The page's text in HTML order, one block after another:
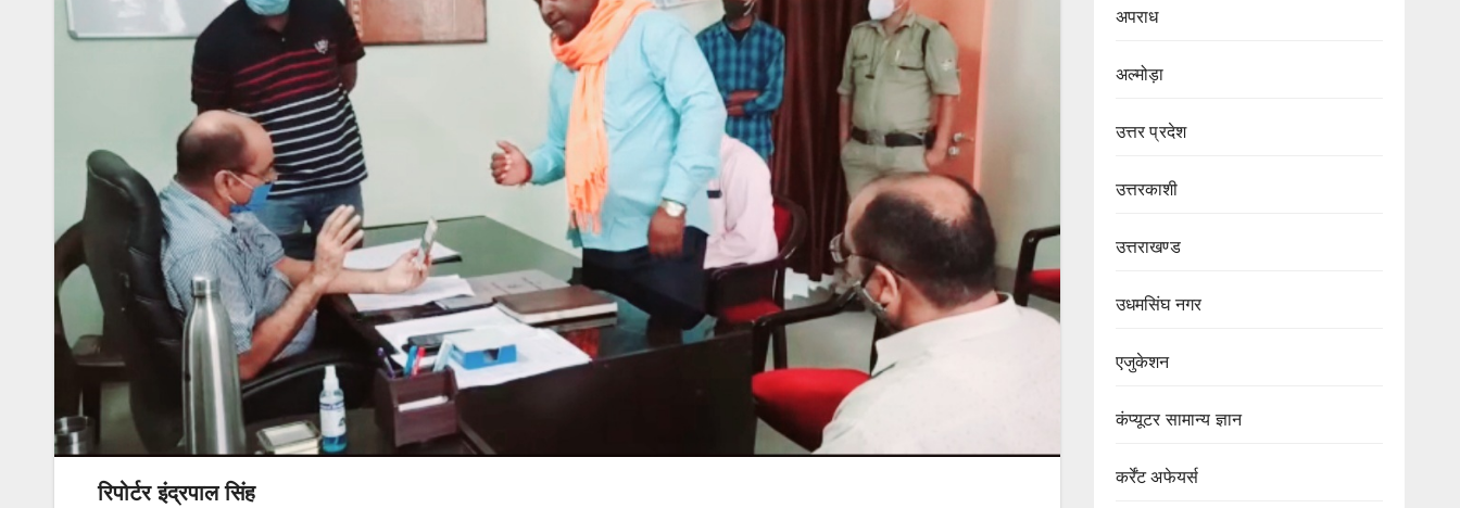
रिपोर्टर इंद्रपाल सिंह
अपराध
अल्मोड़ा
उत्तर प्रदेश
उत्तरकाशी
उत्तराखण्ड
उधमसिंघ नगर
एजुकेशन
कंप्यूटर सामान्य ज्ञान
कर्रेंट अफेयर्स